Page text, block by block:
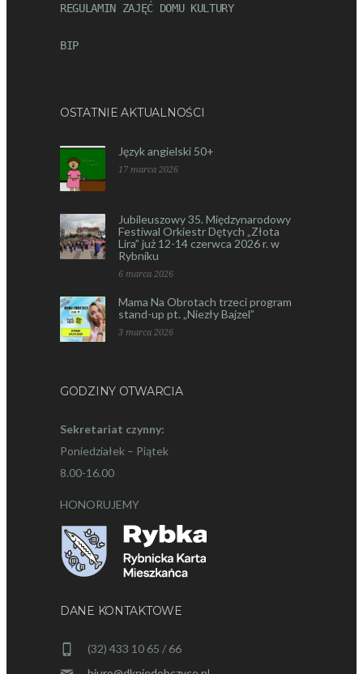
REGULAMIN ZAJĘĆ DOMU KULTURY
BIP
OSTATNIE AKTUALNOŚCI
Język angielski 50+
17 marca 2026
Jubileuszowy 35. Międzynarodowy
Festiwal Orkiestr Dętych „Złota
Lira” już 12-14 czerwca 2026 r. w
Rybniku
6 marca 2026
Mama Na Obrotach trzeci program
stand-up pt. „Niezły Bajzel”
3 marca 2026
GODZINY OTWARCIA
Sekretariat czynny:
Poniedziałek – Piątek
8.00-16.00
HONORUJEMY
DANE KONTAKTOWE
(32) 433 10 65 / 66